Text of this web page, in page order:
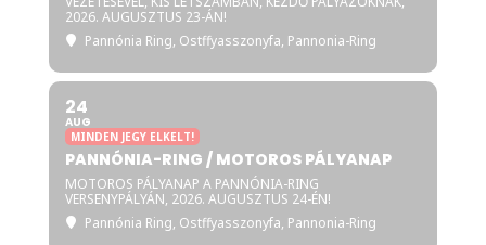
2026. AUGUSZTUS 23-ÁN!
Pannónia Ring, Ostffyasszonyfa, Pannonia-Ring
24
AUG
MINDEN JEGY ELKELT!
PANNÓNIA-RING / MOTOROS PÁLYANAP
MOTOROS PÁLYANAP A PANNÓNIA-RING
VERSENYPÁLYÁN, 2026. AUGUSZTUS 24-ÉN!
Pannónia Ring, Ostffyasszonyfa, Pannonia-Ring